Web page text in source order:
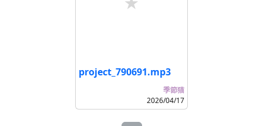
project_790691.mp3
季節猫
2026/04/17